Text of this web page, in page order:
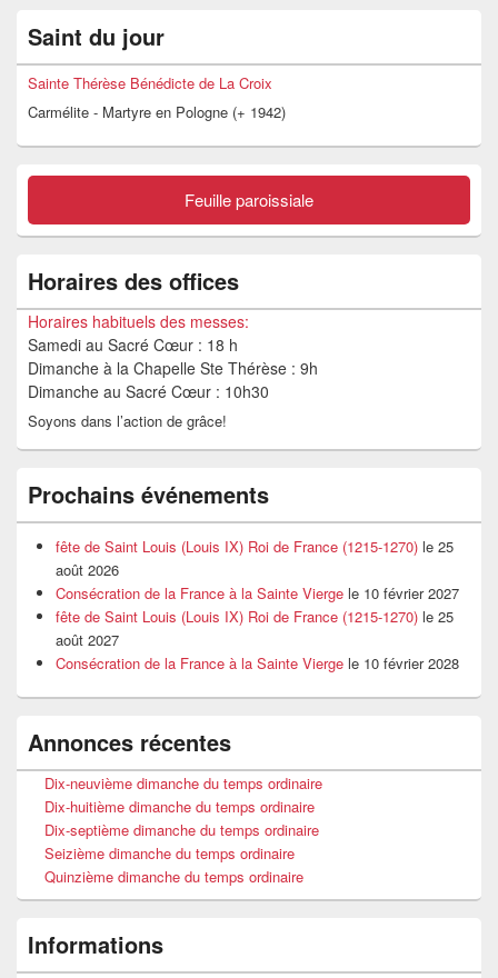
principale
de
widget
barre
Saint du jour
Sainte Thérèse Bénédicte de La Croix
Carmélite - Martyre en Pologne (+ 1942)
Feuille paroissiale
Horaires des offices
Horaires habituels des messes:
Samedi au Sacré Cœur : 18 h
Dimanche à la Chapelle Ste Thérèse : 9h
Dimanche au Sacré Cœur : 10h30
Soyons dans l’action de grâce!
Prochains événements
fête de Saint Louis (Louis IX) Roi de France (1215-1270) le 25
août 2026
Consécration de la France à la Sainte Vierge le 10 février 2027
fête de Saint Louis (Louis IX) Roi de France (1215-1270) le 25
août 2027
Consécration de la France à la Sainte Vierge le 10 février 2028
Annonces récentes
Dix-neuvième dimanche du temps ordinaire
Dix-huitième dimanche du temps ordinaire
Dix-septième dimanche du temps ordinaire
Seizième dimanche du temps ordinaire
Quinzième dimanche du temps ordinaire
Informations